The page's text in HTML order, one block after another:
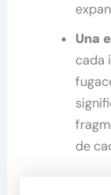
Una
cada
de